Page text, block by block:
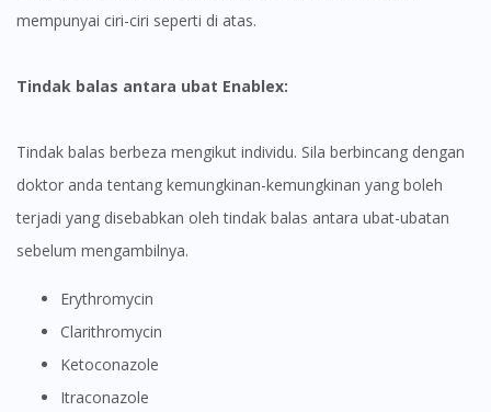
mempunyai ciri-ciri seperti di atas.
Tindak balas antara ubat Enablex:
Tindak balas berbeza mengikut individu. Sila berbincang dengan
doktor anda tentang kemungkinan-kemungkinan yang boleh
terjadi yang disebabkan oleh tindak balas antara ubat-ubatan
sebelum mengambilnya.
Erythromycin
Clarithromycin
Ketoconazole
Itraconazole